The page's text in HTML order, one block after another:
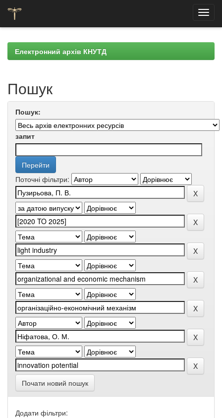
navigationЕлектронний архів КНУТД
Пошук
Пошук:
запит
Поточні фільтри:
Почати новий пошук
Додати фільтри: